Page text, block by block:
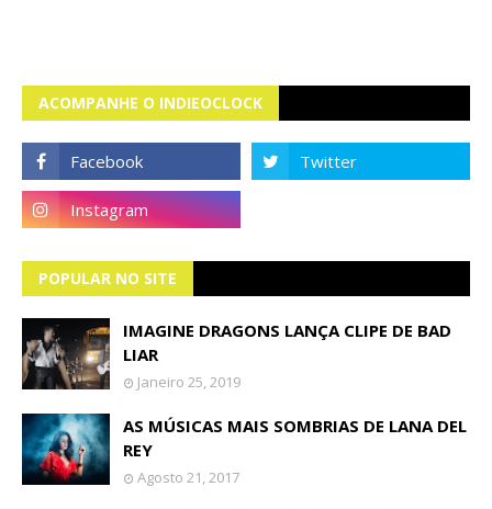
ACOMPANHE O INDIEOCLOCK
POPULAR NO SITE
IMAGINE DRAGONS LANÇA CLIPE DE BAD
LIAR
Janeiro 25, 2019
AS MÚSICAS MAIS SOMBRIAS DE LANA DEL
REY
Agosto 21, 2017